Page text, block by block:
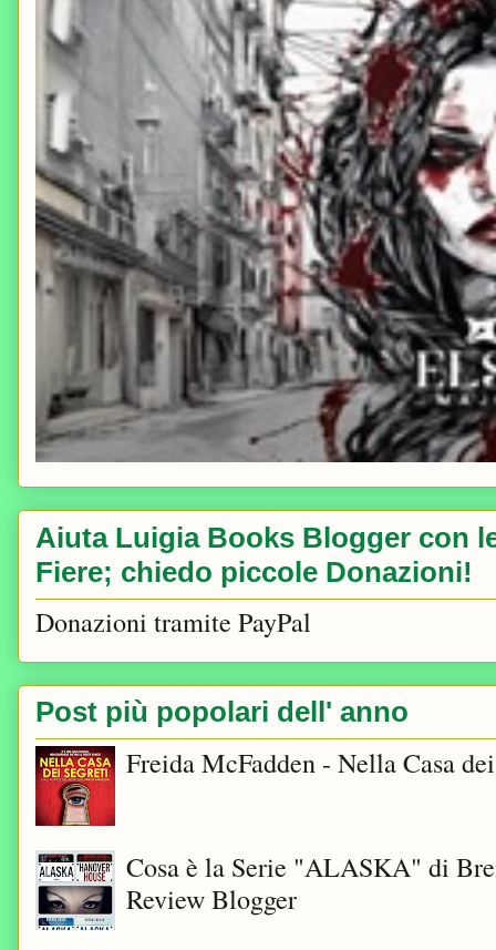
Aiuta Luigia Books Blogger con
Fiere; chiedo piccole Donazioni!
Donazioni tramite PayPal
Post più popolari dell' anno
Freida McFadden - Nella Casa
Cosa è la Serie "ALASKA" di
Review Blogger